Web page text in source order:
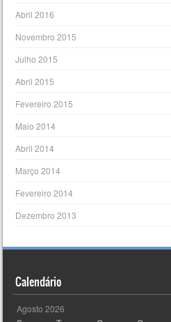
Abril 2016
Novembro 2015
Julho 2015
Abril 2015
Fevereiro 2015
Maio 2014
Abril 2014
Março 2014
Fevereiro 2014
Dezembro 2013
Calendário
Agosto 2026